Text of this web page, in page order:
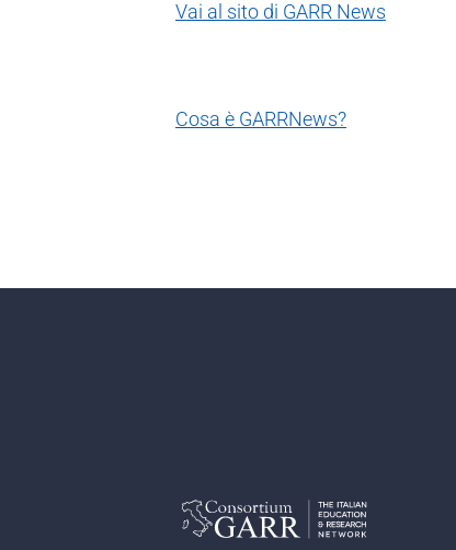
Vai al sito di GARR News
Cosa è GARRNews?